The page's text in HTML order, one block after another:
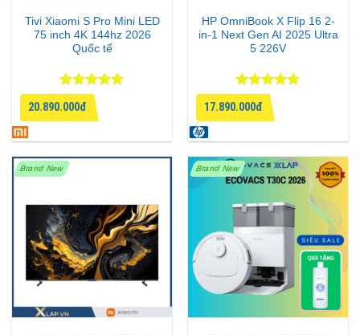
Panasonic NA-LX129DL-W.
Tivi Xiaomi S Pro Mini LED
75 inch 4K 144hz 2026
Quốc tế
Được xếp
hạng
55
sao
20.890.000đ
HP OmniBook X Flip 16 2-
in-1 Next Gen AI 2025 Ultra
5 226V
Được xếp
hạng
4.75
5 sao
17.890.000đ
Brand New Brand New